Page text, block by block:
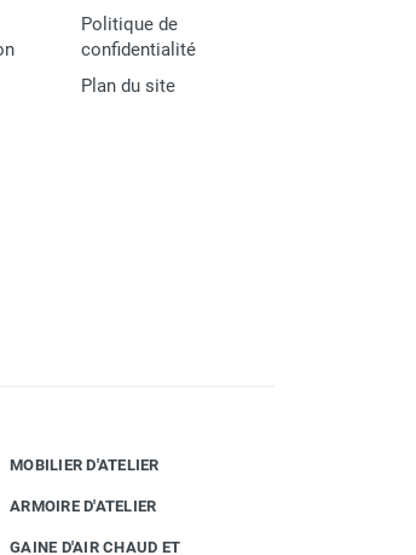
Politique de
confidentialité
Plan du site
MOBILIER D'ATELIER
ARMOIRE D'ATELIER
GAINE D'AIR CHAUD ET